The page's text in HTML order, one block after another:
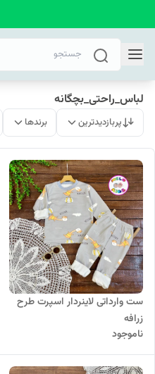
لباس_راحتی_بچگانه
پربازدیدترین برندها
ست وارداتی لاینردار اسپرت طرح
زرافه
ناموجود